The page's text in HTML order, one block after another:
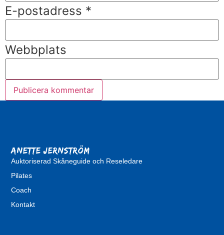
E-postadress *
Webbplats
Anette Jernström
Auktoriserad Skåneguide och Reseledare
Pilates
Coach
Kontakt